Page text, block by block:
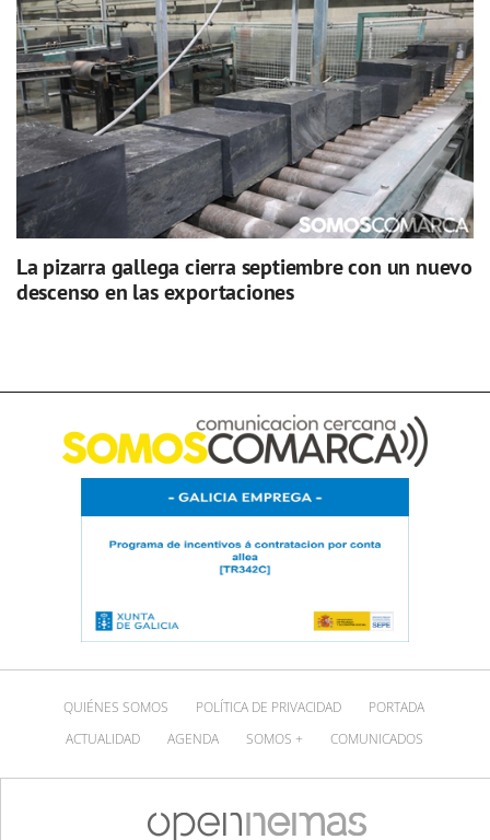
La pizarra gallega cierra septiembre con un nuevo
descenso en las exportaciones
QUIÉNES SOMOS POLÍTICA DE PRIVACIDAD
PORTADA
ACTUALIDAD
AGENDA SOMOS + COMUNICADOS